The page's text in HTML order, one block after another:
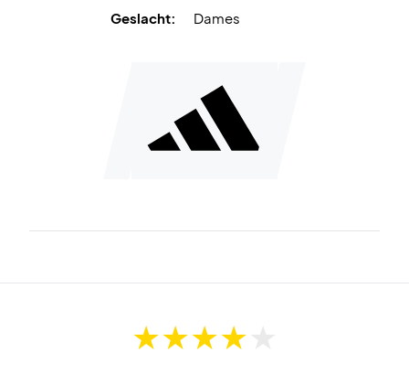
Geslacht:
Dames